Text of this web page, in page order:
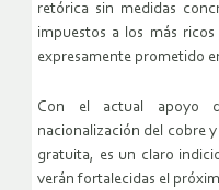
retórica sin medidas
impuestos a los más
expresamente prometido
Con el actual apoyo
nacionalización del cobre
gratuita, es un claro
verán fortalecidas el